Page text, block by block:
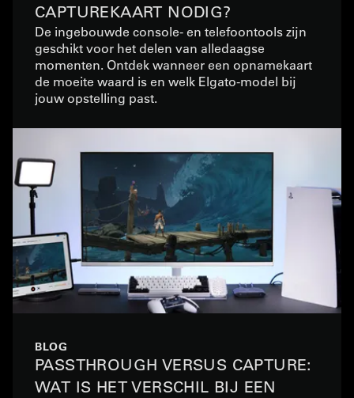
CAPTUREKAART NODIG?
De ingebouwde console- en telefoontools zijn
geschikt voor het delen van alledaagse
momenten. Ontdek wanneer een opnamekaart
de moeite waard is en welk Elgato-model bij
jouw opstelling past.
BLOG
PASSTHROUGH VERSUS CAPTURE:
WAT IS HET VERSCHIL BIJ EEN